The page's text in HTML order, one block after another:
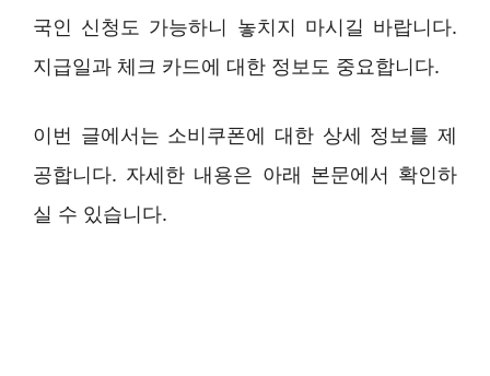
국인 신청도 가능하니 놓치지 마시길 바랍니다.
지급일과 체크 카드에 대한 정보도 중요합니다.
이번 글에서는 소비쿠폰에 대한 상세 정보를 제
공합니다. 자세한 내용은 아래 본문에서 확인하
실 수 있습니다.